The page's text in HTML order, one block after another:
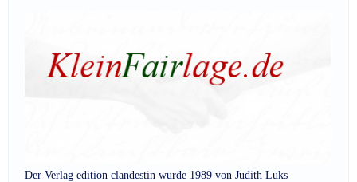
Der Verlag edition clandestin wurde 1989 von Judith Luks